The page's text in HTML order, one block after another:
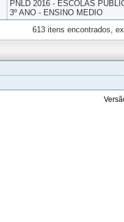
PNLD 2016 - ESCOLAS
3º ANO - ENSINO MEDIO
613 itens encontrados,